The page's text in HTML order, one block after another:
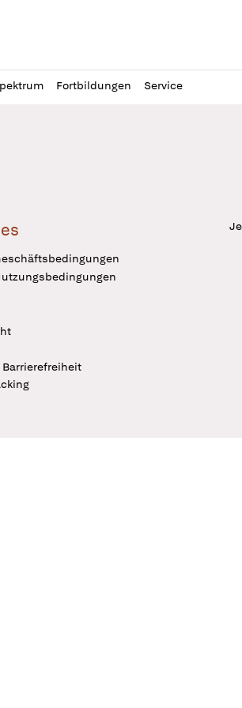
Fortbildungen Service
Barrierefreiheit